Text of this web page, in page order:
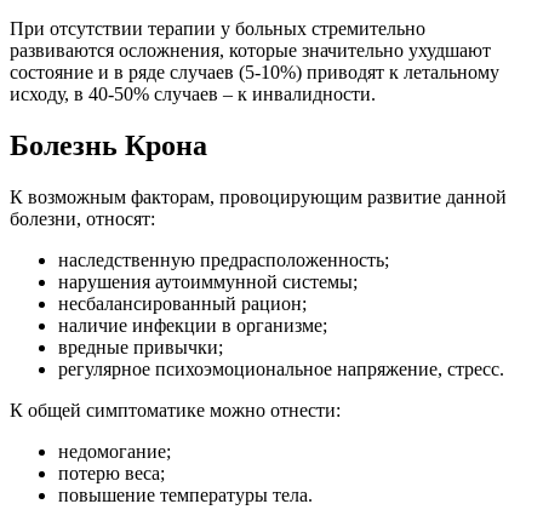
При отсутствии терапии у больных стремительно
развиваются осложнения, которые значительно ухудшают
состояние и в ряде случаев (5-10%) приводят к летальному
исходу, в 40-50% случаев – к инвалидности.
Болезнь Крона
К возможным факторам, провоцирующим развитие данной
болезни, относят:
наследственную предрасположенность;
нарушения аутоиммунной системы;
несбалансированный рацион;
наличие инфекции в организме;
вредные привычки;
регулярное психоэмоциональное напряжение, стресс.
К общей симптоматике можно отнести:
недомогание;
потерю веса;
повышение температуры тела.